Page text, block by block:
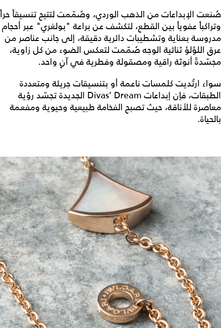
صُنعت الإبداعات من الذهب الوردي، وصُمّمت لتتيح تنسيقاً حراً
وتراكباً عفوياً بين القطع، لتكشف عن براعة "بولغري" عبر أحجام
مدروسة بعناية وتشطيبات دائرية دقيقة، إلى جانب عناصر من
عرق اللؤلؤ ثنائية الوجه صُمّمت لتعكس الضوء من كل زاوية،
مجسّدةً أنوثة راقية ومصقولة وفطرية في آنٍ واحد.
سواء ارتُديت كلمسات ناعمة أو بتنسيقات جريئة ومتعددة
الطبقات، فإن إبداعات Divas’ Dream الجديدة تجسّد رؤية
معاصرة للأناقة، حيث تصبح الفخامة طبيعية وحيوية ومفعمة
بالحياة.